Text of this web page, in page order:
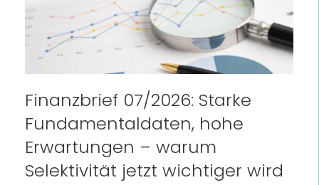
Finanzbrief 07/2026: Starke
Fundamentaldaten, hohe
Erwartungen – warum
Selektivität jetzt wichtiger wird